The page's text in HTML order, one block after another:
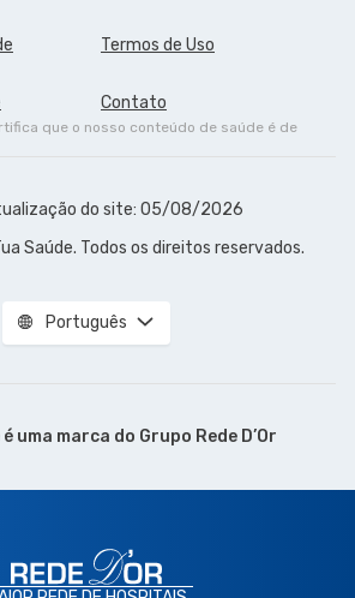
Termos de Uso
Contato
que o nosso conteúdo de saúde é de
do site: 05/08/2026
Saúde. Todos os direitos reservados.
Português
é uma marca do Grupo Rede D’Or